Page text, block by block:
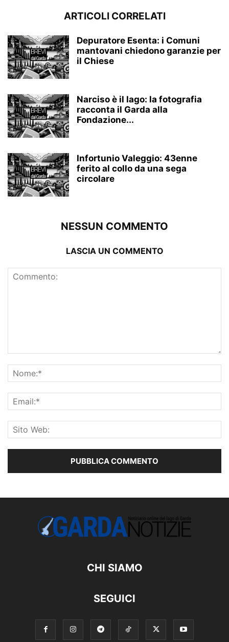
ARTICOLI CORRELATI
Depuratore Esenta: i Comuni
mantovani chiedono garanzie per
il Chiese
Narciso è il lago: la fotografia
racconta il Garda alla
Fondazione...
Infortunio Valeggio: 43enne
ferito al collo da una sega
circolare
NESSUN COMMENTO
LASCIA UN COMMENTO
CHI SIAMO
SEGUICI